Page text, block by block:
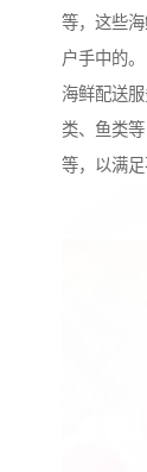
等，这些
户手中的。
海鲜配送
类、鱼类
等，以满足